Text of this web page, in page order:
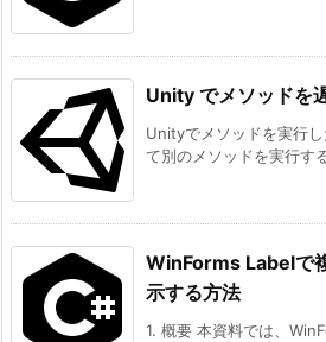
Unity でメソッドを
Unityでメソッドを実行
て別のメソッドを実行す
WinForms Labelで
示する方法
1. 概要 本資料では、